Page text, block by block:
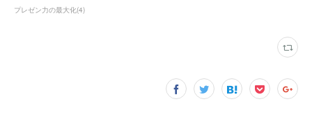
プレゼン力の最大化(4)